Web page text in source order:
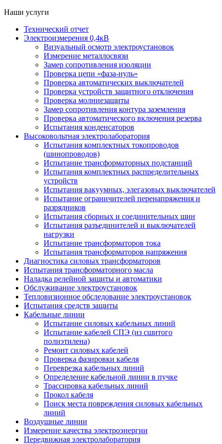
Наши услуги
Технический отчет
Электроизмерения 0,4кВ
Визуальный осмотр электроустановок
Измерение металлосвязи
Замер сопротивления изоляции
Проверка цепи «фаза-нуль»
Проверка автоматических выключателей
Проверка устройств защитного отключения
Проверка молниезащиты
Замер сопротивления контура заземления
Проверка автоматического включения резерва
Испытания конденсаторов
Высоковольтная электролаборатория
Испытания комплектных токопроводов
(шинопроводов)
Испытание трансформаторных подстанций
Испытания комплектных распределительных
устройств
Испытания вакуумных, элегазовых выключателей
Испытание ограничителей перенапряжения и
разрядников
Испытания сборных и соединительных шин
Испытания разъединителей и выключателей
нагрузки
Испытание трансформаторов тока
Испытания трансформаторов напряжения
Диагностика силовых трансформаторов
Испытания трансформаторного масла
Наладка релейной защиты и автоматики
Обслуживание электроустановок
Тепловизионное обследование электроустановок
Испытания средств защиты
Кабельные линии
Испытание силовых кабельных линий
Испытание кабелей СПЭ (из сшитого
полиэтилена)
Ремонт силовых кабелей
Проверка фазировки кабеля
Переврезка кабельных линий
Определение кабельной линии в пучке
Трассировка кабельных линий
Прокол кабеля
Поиск места повреждения силовых кабельных
линий
Воздушные линии
Измерение качества электроэнергии
Передвижная электролаборатория